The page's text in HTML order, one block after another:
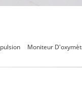
Moniteur